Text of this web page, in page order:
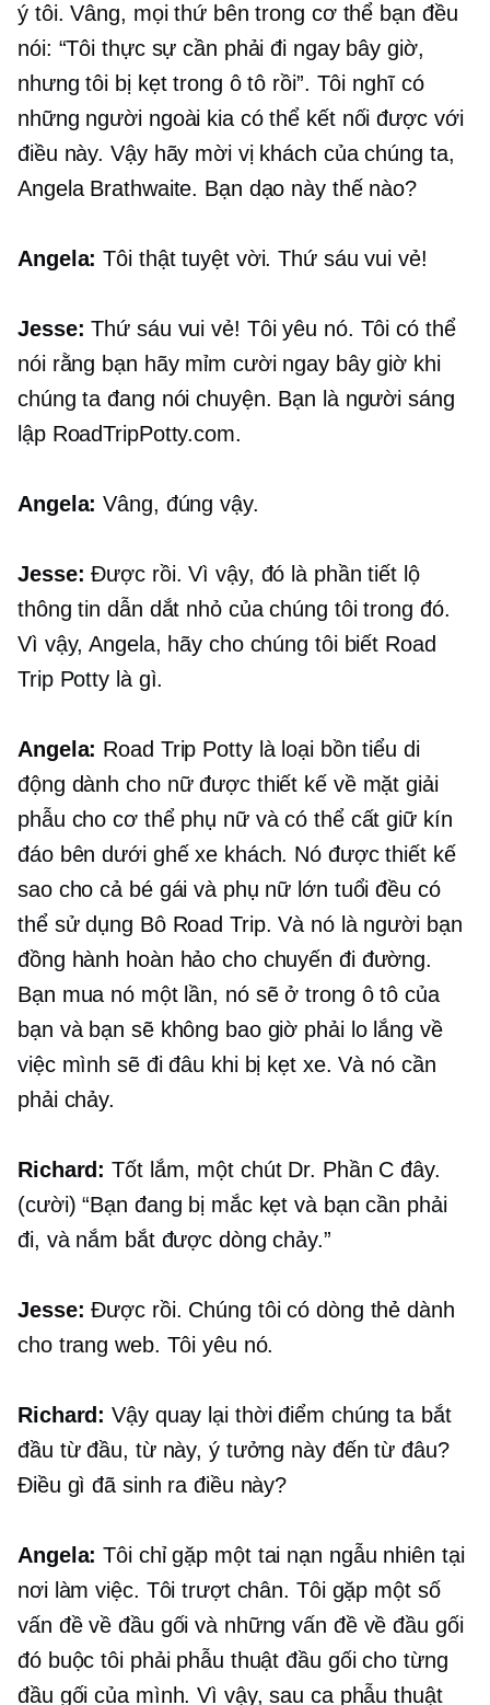
ý tôi. Vâng, mọi thứ bên trong cơ thể bạn đều
nói: “Tôi thực sự cần phải đi ngay bây giờ,
nhưng tôi bị kẹt trong ô tô rồi”. Tôi nghĩ có
những người ngoài kia có thể kết nối được với
điều này. Vậy hãy mời vị khách của chúng ta,
Angela Brathwaite. Bạn dạo này thế nào?
Angela: Tôi thật tuyệt vời. Thứ sáu vui vẻ!
Jesse: Thứ sáu vui vẻ! Tôi yêu nó. Tôi có thể
nói rằng bạn hãy mỉm cười ngay bây giờ khi
chúng ta đang nói chuyện. Bạn là người sáng
lập RoadTripPotty.com.
Angela: Vâng, đúng vậy.
Jesse: Được rồi. Vì vậy, đó là phần tiết lộ
thông tin dẫn dắt nhỏ của chúng tôi trong đó.
Vì vậy, Angela, hãy cho chúng tôi biết Road
Trip Potty là gì.
Angela: Road Trip Potty là loại bồn tiểu di
động dành cho nữ được thiết kế về mặt giải
phẫu cho cơ thể phụ nữ và có thể cất giữ kín
đáo bên dưới ghế xe khách. Nó được thiết kế
sao cho cả bé gái và phụ nữ lớn tuổi đều có
thể sử dụng Bô Road Trip. Và nó là người bạn
đồng hành hoàn hảo cho chuyến đi đường.
Bạn mua nó một lần, nó sẽ ở trong ô tô của
bạn và bạn sẽ không bao giờ phải lo lắng về
việc mình sẽ đi đâu khi bị kẹt xe. Và nó cần
phải chảy.
Richard: Tốt lắm, một chút Dr. Phần C đây.
(cười) “Bạn đang bị mắc kẹt và bạn cần phải
đi, và nắm bắt được dòng chảy.”
Jesse: Được rồi. Chúng tôi có dòng thẻ dành
cho trang web. Tôi yêu nó.
Richard: Vậy quay lại thời điểm chúng ta bắt
đầu từ đầu, từ này, ý tưởng này đến từ đâu?
Điều gì đã sinh ra điều này?
Angela: Tôi chỉ gặp một tai nạn ngẫu nhiên tại
nơi làm việc. Tôi trượt chân. Tôi gặp một số
vấn đề về đầu gối và những vấn đề về đầu gối
đó buộc tôi phải phẫu thuật đầu gối cho từng
đầu gối của mình. Vì vậy, sau ca phẫu thuật